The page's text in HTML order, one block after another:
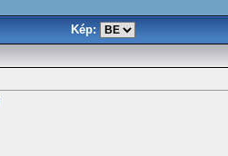
Kép: